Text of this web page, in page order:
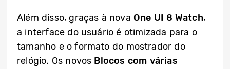
Além disso, graças à nova One UI 8 Watch,
a interface do usuário é otimizada para o
tamanho e o formato do mostrador do
relógio. Os novos Blocos com várias